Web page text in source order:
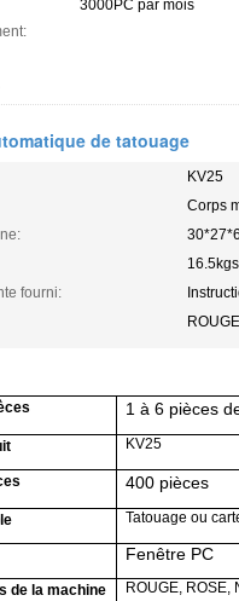
3000PC par mois
de tatouage
KV25
Corps
16.5kgs
fourni:
ROUGE
1 à 6 pièces
KV25
400 pièces
Tatouage ou
Fenêtre PC
de la machine ROUGE, ROSE,